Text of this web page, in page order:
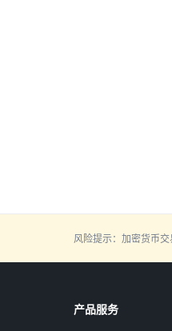
风险提示：加密货币
产品服务